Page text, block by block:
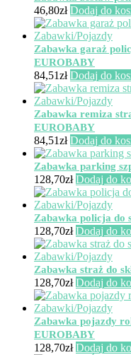
46,80zł Dodaj do
Zabawka garaż
EUROBABY
84,51zł Dodaj do
Zabawka remiza
EUROBABY
84,51zł Dodaj do
Zabawka parking
128,70zł Dodaj do
Zabawka policja do
128,70zł Dodaj do
Zabawka straż do
128,70zł Dodaj do
Zabawka pojazdy
EUROBABY
128,70zł Dodaj do